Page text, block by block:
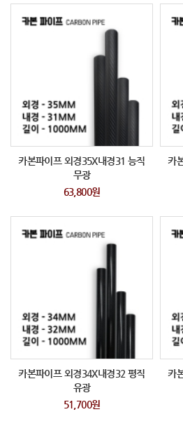
카본파이프 외경35X내경31 능직
무광
63,800원
카
카본파이프 외경34X내경32 평직
유광
51,700원
카